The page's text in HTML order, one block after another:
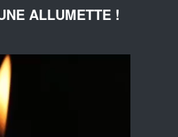
ALLUMETTE !